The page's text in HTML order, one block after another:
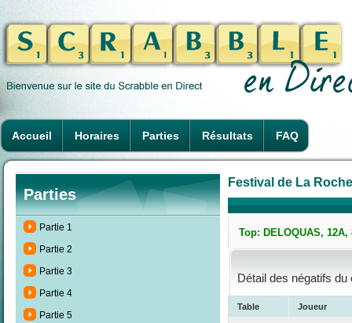
Accueil Horaires Parties Résultats FAQ
Parties
Partie 1
Partie 2
Partie 3
Partie 4
Partie 5
Festival de La
Top: DELOQUAS, 12A,
Détail des négatifs
Table Joueur